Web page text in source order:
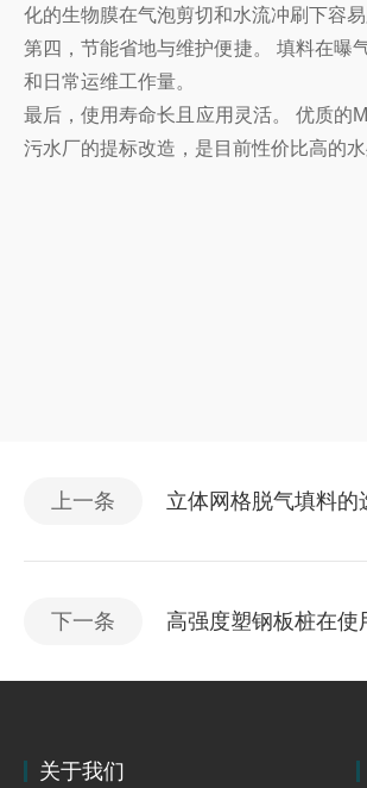
化的生物膜在气泡剪切和水流冲刷下容
第四，节能省地与维护便捷。 填料在曝
和日常运维工作量。
最后，使用寿命长且应用灵活。 优质的
污水厂的提标改造，是目前性价比高的水
上一条 立体网格脱气填料
下一条 高强度塑钢板桩在
关于我们